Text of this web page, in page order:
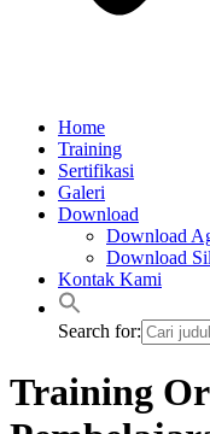
Home
Training
Sertifikasi
Galeri
Download
Download
Download
Kontak Kami
Search for:
Training